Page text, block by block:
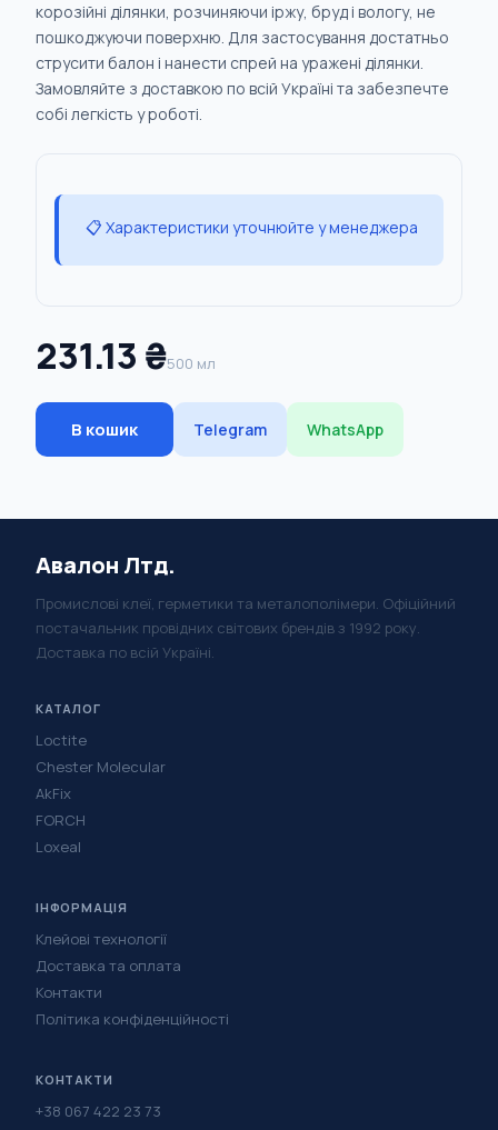
корозійні ділянки, розчиняючи іржу, бруд і вологу, не
пошкоджуючи поверхню. Для застосування достатньо
струсити балон і нанести спрей на уражені ділянки.
Замовляйте з доставкою по всій Україні та забезпечте
собі легкість у роботі.
📋 Характеристики уточнюйте у менеджера
231.13 ₴500 мл
В кошик Telegram WhatsApp
Авалон Лтд.
Промислові клеї, герметики та металополімери. Офіційний
постачальник провідних світових брендів з 1992 року.
Доставка по всій Україні.
КАТАЛОГ
Loctite
Chester Molecular
AkFix
FORCH
Loxeal
ІНФОРМАЦІЯ
Клейові технології
Доставка та оплата
Контакти
Політика конфіденційності
КОНТАКТИ
+38 067 422 23 73